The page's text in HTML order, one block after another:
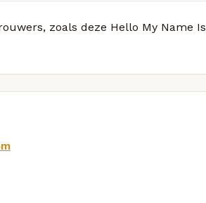
zoals deze Hello My Name Is